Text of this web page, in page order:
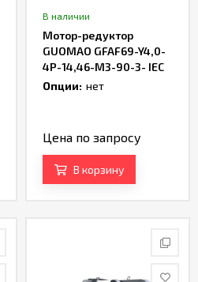
В наличии
Мотор-редуктор
GUOMAO GFAF69-Y4,0-
4P-14,46-M3-90-3- IEC
Опции: нет
Цена по запросу
В корзину